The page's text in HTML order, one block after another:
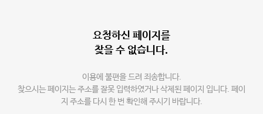
요청하신 페이지를
찾을 수 없습니다.
이용에 불편을 드려 죄송합니다.
찾으시는 페이지는 주소를 잘못 입력하였거나 삭제된 페이지 입니다. 페이
지 주소를 다시 한 번 확인해 주시기 바랍니다.